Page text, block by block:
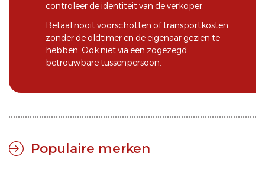
controleer de identiteit van de verkoper.
Betaal nooit voorschotten of transportkosten
zonder de oldtimer en de eigenaar gezien te
hebben. Ook niet via een zogezegd
betrouwbare tussenpersoon.
Populaire merken